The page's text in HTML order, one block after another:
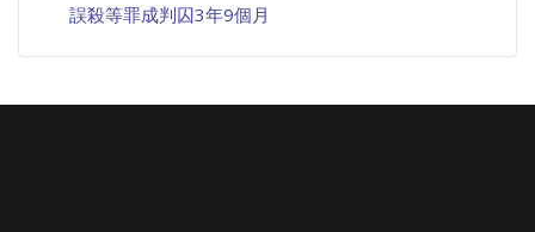
誤殺等罪成判囚3年9個月